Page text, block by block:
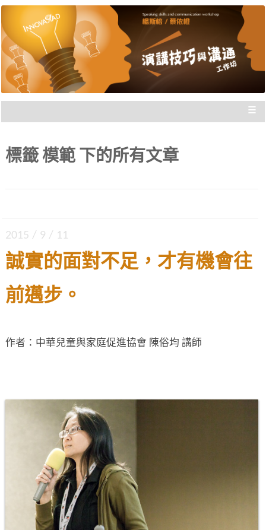
演講技巧與溝通工作坊 |
新思惟國際
楊斯棓與蔡依橙親自講授，理念型
與專業型演講的規劃重點，並有實
際上台互動機會，讓你在與群眾互
≡
標籤 模範 下的所有文章
2015 / 9 / 11
誠實的面對不足，才有機會往
前邁步。
作者：中華兒童與家庭促進協會 陳俗均 講師